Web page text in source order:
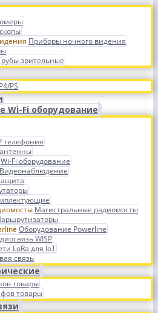
Приборы ночного видения
зрительные
PS
Wi-Fi оборудование
телефония
Wi-Fi оборудование
Видеонаблюдение
Магистральные радиомосты
Оборудование Powerline
WISP
LoRa для IoT
связь
товары
товары